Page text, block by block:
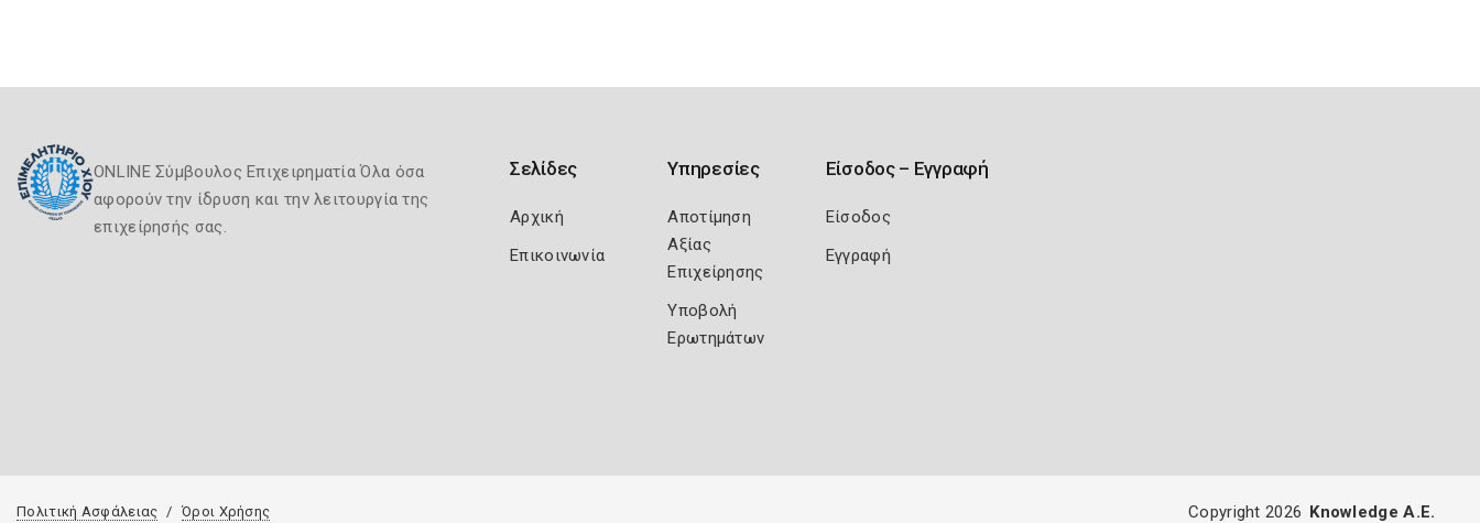
ONLINE Σύμβουλος Επιχειρηματία Όλα όσα
αφορούν την ίδρυση και την λειτουργία της
επιχείρησής σας.
Σελίδες
Αρχική
Επικοινωνία
Υπηρεσίες
Αποτίμηση
Αξίας
Επιχείρησης
Υποβολή
Ερωτημάτων
Είσοδος – Εγγραφή
Είσοδος
Εγγραφή
Πολιτική Ασφάλειας Όροι Χρήσης Copyright 2026 Knowledge A.E.